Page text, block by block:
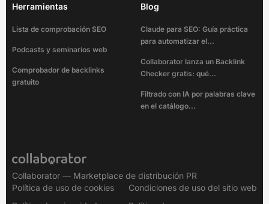
Herramientas
Lista de comprobación SEO
Podcasts y seminarios web
Comprobador de backlinks
gratuito
Blog
Claude para SEO: Guía práctica
para automatizar el...
Collaborator lanza un Backlink
Checker gratis: qué...
Filtrado con IA por palabras clave
en el catálogo...
Collaborator — Marketplace de distribución PR
Política de uso de cookies
Condiciones de uso del sitio web